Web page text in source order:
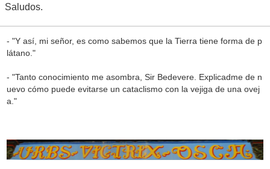
Saludos.
- "Y así, mi señor, es como sabemos que la Tierra tiene forma de p
látano."
- "Tanto conocimiento me asombra, Sir Bedevere. Explicadme de n
uevo cómo puede evitarse un cataclismo con la vejiga de una ovej
a."